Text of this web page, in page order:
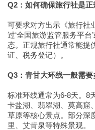
Q2：如何确保旅行社是正
可要求对方出示《旅行社
过‘全国旅游监管服务平
态。正规旅行社通常能提
证、税务登记）。
Q3：青甘大环线一般需要
标准环线通常为6-8天。8
卡盐湖、翡翠湖、莫高窟
草原等核心景点。部分深
里、艾肯泉等特殊景观。